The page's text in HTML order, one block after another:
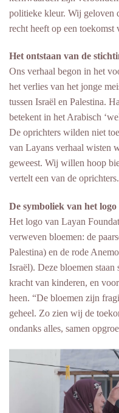
politieke kleur. Wij geloven
recht heeft op een
Het ontstaan van de
Ons verhaal begon in het
het verlies van het jonge
tussen Israël en Palestina.
betekent in het Arabisch
De oprichters wilden niet
van Layans verhaal wisten
geweest. Wij willen hoop
vertelt een van de oprichters.
De symboliek van het logo
Het logo van Layan
verweven bloemen: de
Palestina) en de rode
Israël). Deze bloemen
kracht van kinderen, en
heen. “De bloemen zijn
geheel. Zo zien wij de
ondanks alles, samen